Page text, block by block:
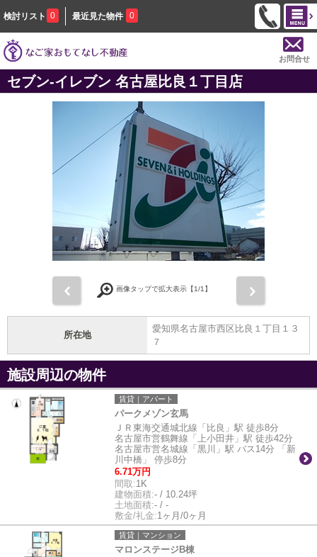
検討リスト 0 最近見た物件 0
お問合せ
セブン‐イレブン 名古屋比良１丁目店
画像タップで拡大表示【1/1】
所在地
愛知県名古屋市西区比良１丁目１３
７
施設周辺の物件
賃貸｜アパート
パークメゾン玄馬
ＪＲ東海交通城北線「比良」駅 徒歩8分
名古屋市営鶴舞線「上小田井」駅 徒歩42分
名古屋市営名城線「黒川」駅 バス14分 「新
川中橋」 停歩8分
6.71万円
間取:1K
建物面積:- / 10.24坪
土地面積:- / -
敷金/礼金:1ヶ月/0ヶ月
賃貸｜マンション
マロンステージB棟